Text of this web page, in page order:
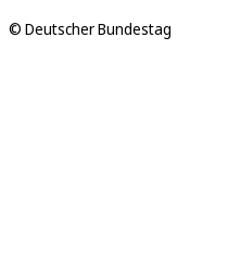
© Deutscher Bundestag